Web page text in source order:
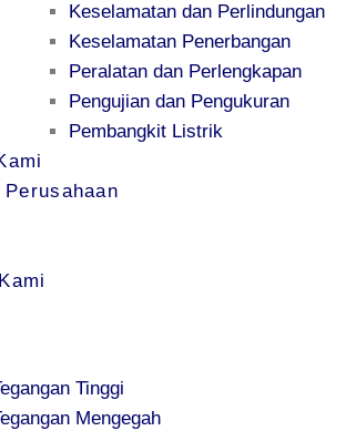
Keselamatan dan Perlindungan
Keselamatan Penerbangan
Peralatan dan Perlengkapan
Pengujian dan Pengukuran
Pembangkit Listrik
Tinggi
Mengegah